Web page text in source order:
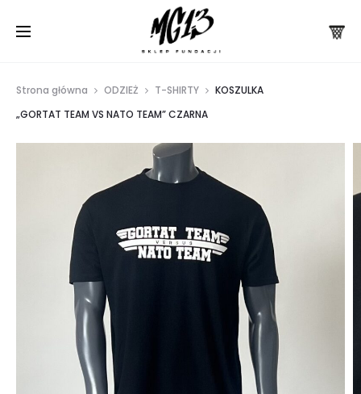
Strona główna ODZIEŻ T-SHIRTY
KOSZULKA
„GORTAT TEAM VS NATO TEAM” CZARNA